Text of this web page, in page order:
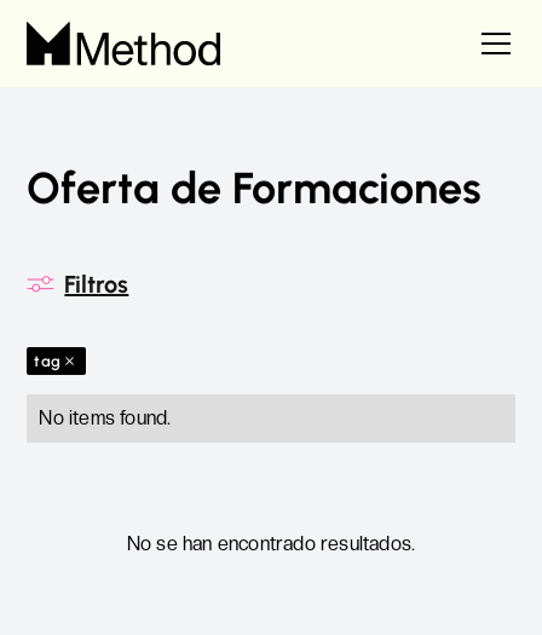
Oferta de Formaciones
Filtros
tag
No items found.
No se han encontrado resultados.